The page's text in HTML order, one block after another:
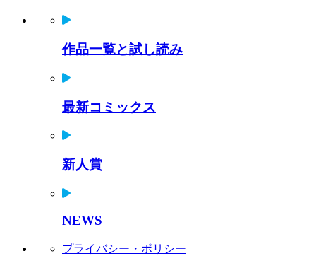
作品一覧と試し読み
最新コミックス
新人賞
NEWS
プライバシー・ポリシー